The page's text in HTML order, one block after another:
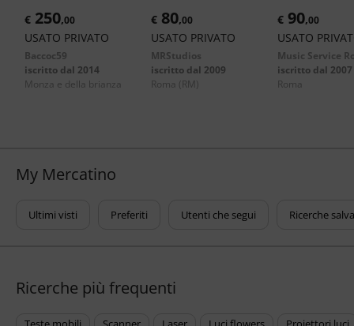
€ 250,00
USATO PRIVATO
Baccoc59
iscritto dal 2014
monza e della brianza
€ 80,00
USATO PRIVATO
MRStudios
iscritto dal 2009
roma (RM)
€ 90,00
USATO
Music Service
iscritto dal 2007
roma
My Mercatino
Ultimi visti Preferiti Utenti che segui Ricerche
Ricerche più frequenti